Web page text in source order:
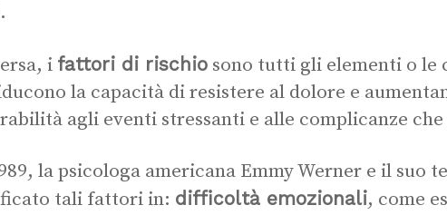
i fattori di rischio sono tutti gli elementi o le
la capacità di resistere al dolore e
agli eventi stressanti e alle complicanze
la psicologa americana Emmy Werner e il suo
tali fattori in: difficoltà emozionali, come